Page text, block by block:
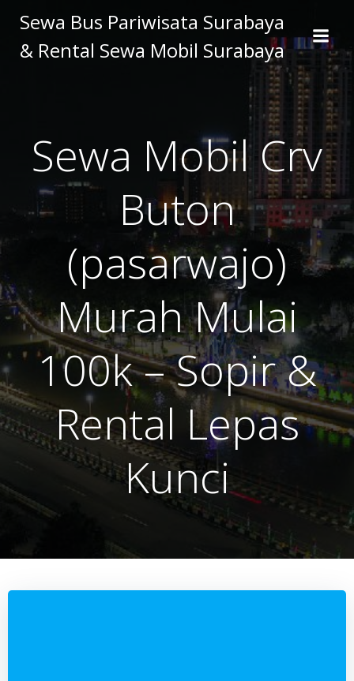
to
content
Sewa Bus Pariwisata Surabaya
& Rental Sewa Mobil Surabaya
Sewa Mobil Crv
Buton
(pasarwajo)
Murah Mulai
100k – Sopir &
Rental Lepas
Kunci